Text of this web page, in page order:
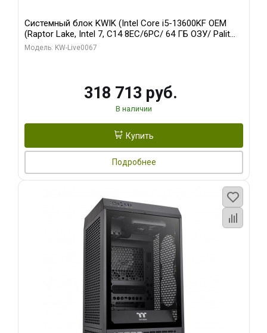
Системный блок KWIK (Intel Core i5-13600KF OEM
(Raptor Lake, Intel 7, C14 8EC/6PC/ 64 ГБ ОЗУ/ Palit
RTX5080 GAMINGPRO OC 16GB GDDR7 256bit 3xDP
Модель: KW-Live0067
318 713 руб.
В наличии
Купить
Подробнее